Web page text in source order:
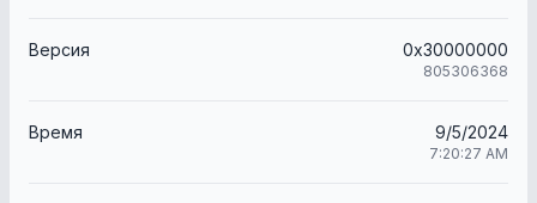
Версия 0x30000000
805306368
Время 9/5/2024
7:20:27 AM